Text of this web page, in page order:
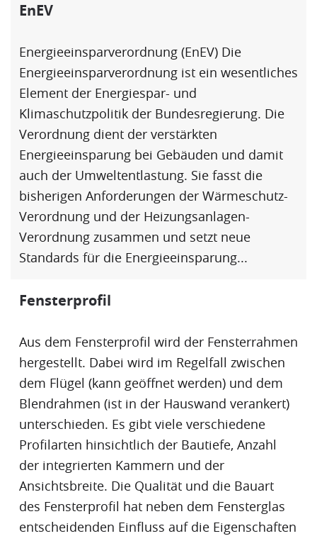
EnEV
Energieeinsparverordnung (EnEV) Die
Energieeinsparverordnung ist ein wesentliches
Element der Energiespar- und
Klimaschutzpolitik der Bundesregierung. Die
Verordnung dient der verstärkten
Energieeinsparung bei Gebäuden und damit
auch der Umweltentlastung. Sie fasst die
bisherigen Anforderungen der Wärmeschutz-
Verordnung und der Heizungsanlagen-
Verordnung zusammen und setzt neue
Standards für die Energieeinsparung...
Fensterprofil
Aus dem Fensterprofil wird der Fensterrahmen
hergestellt. Dabei wird im Regelfall zwischen
dem Flügel (kann geöffnet werden) und dem
Blendrahmen (ist in der Hauswand verankert)
unterschieden. Es gibt viele verschiedene
Profilarten hinsichtlich der Bautiefe, Anzahl
der integrierten Kammern und der
Ansichtsbreite. Die Qualität und die Bauart
des Fensterprofil hat neben dem Fensterglas
entscheidenden Einfluss auf die Eigenschaften